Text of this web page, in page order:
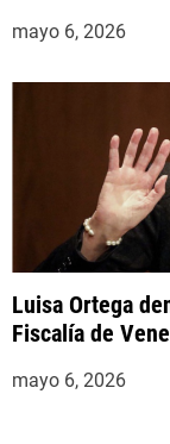
mayo 6, 2026
Luisa Ortega
Fiscalía de
mayo 6, 2026